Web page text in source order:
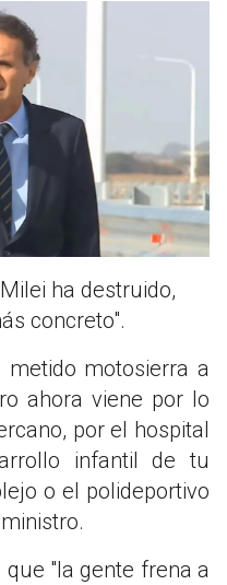
ha destruido,
concreto".
motosierra a
ahora viene por lo
por el hospital
infantil de tu
o el polideportivo
"la gente frena a